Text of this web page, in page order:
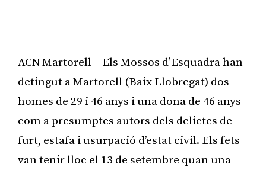
ACN Martorell – Els Mossos d’Esquadra han
detingut a Martorell (Baix Llobregat) dos
homes de 29 i 46 anys i una dona de 46 anys
com a presumptes autors dels delictes de
furt, estafa i usurpació d’estat civil. Els fets
van tenir lloc el 13 de setembre quan una